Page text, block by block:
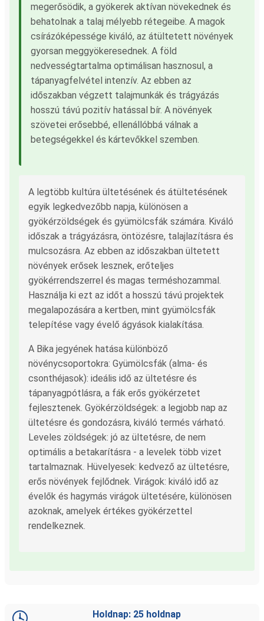
megerősödik, a gyökerek aktívan növekednek és
behatolnak a talaj mélyebb rétegeibe. A magok
csírázóképessége kiváló, az átültetett növények
gyorsan meggyökeresednek. A föld
nedvességtartalma optimálisan hasznosul, a
tápanyagfelvétel intenzív. Az ebben az
időszakban végzett talajmunkák és trágyázás
hosszú távú pozitív hatással bír. A növények
szövetei erősebbé, ellenállóbbá válnak a
betegségekkel és kártevőkkel szemben.
A legtöbb kultúra ültetésének és átültetésének
egyik legkedvezőbb napja, különösen a
gyökérzöldségek és gyümölcsfák számára. Kiváló
időszak a trágyázásra, öntözésre, talajlazításra és
mulcsozásra. Az ebben az időszakban ültetett
növények erősek lesznek, erőteljes
gyökérrendszerrel és magas terméshozammal.
Használja ki ezt az időt a hosszú távú projektek
megalapozására a kertben, mint gyümölcsfák
telepítése vagy évelő ágyások kialakítása.
A Bika jegyének hatása különböző
növénycsoportokra: Gyümölcsfák (alma- és
csonthéjasok): ideális idő az ültetésre és
tápanyagpótlásra, a fák erős gyökérzetet
fejlesztenek. Gyökérzöldségek: a legjobb nap az
ültetésre és gondozásra, kiváló termés várható.
Leveles zöldségek: jó az ültetésre, de nem
optimális a betakarításra - a levelek több vizet
tartalmaznak. Hüvelyesek: kedvező az ültetésre,
erős növények fejlődnek. Virágok: kiváló idő az
évelők és hagymás virágok ültetésére, különösen
azoknak, amelyek értékes gyökérzettel
rendelkeznek.
Holdnap: 25 holdnap